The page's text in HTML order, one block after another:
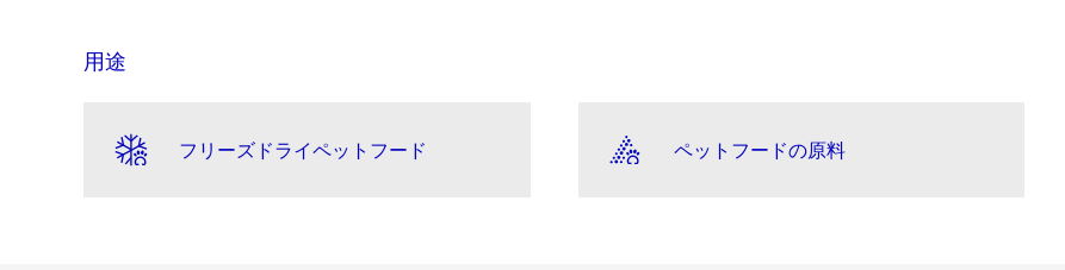
用途
フリーズドライペットフード ペットフードの原料